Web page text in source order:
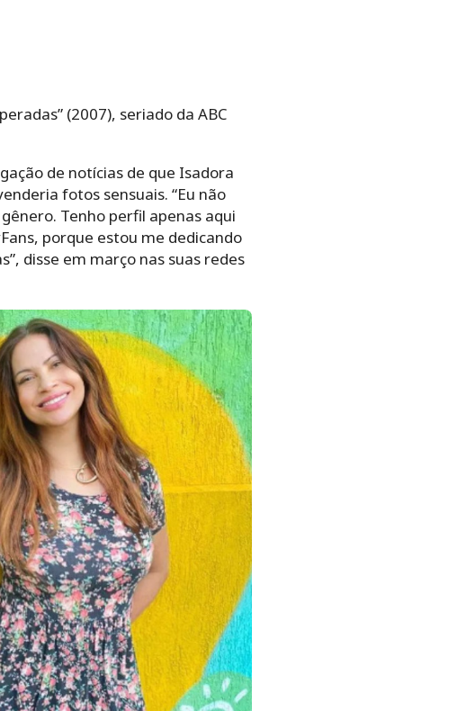
(2007), seriado da ABC
de notícias de que Isadora
fotos sensuais. “Eu não
Tenho perfil apenas aqui
porque estou me dedicando
disse em março nas suas redes